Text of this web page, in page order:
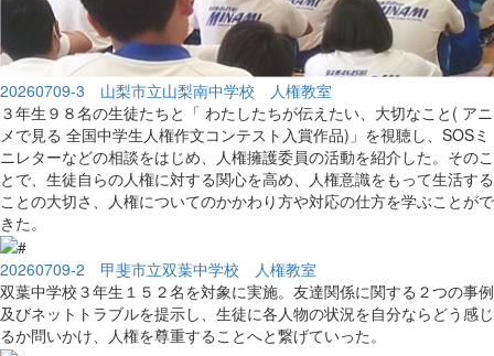
20260709-3 山梨市立山梨南中学校 人権教室
３年生９８名の生徒たちと「 わたしたちが伝えたい、大切なこと( アニ
メで見る 全国中学生人権作文コンテスト入賞作品)」を視聴し、SOSミ
ニレターなどの相談をはじめ、人権擁護委員の活動を紹介した。そのこ
とで、生徒自らの人権に対する関心を高め、人権意識をもって生活する
ことの大切さ、人権についてのかかわり方や対応の仕方を学ぶことがで
きた。
20260709-2 甲斐市立双葉中学校 人権教室
双葉中学校３年生１５２名を対象に実施。友達関係に関する２つの事例
及びネットトラブルを提示し、生徒に各人物の状況を自分ならどう感じ
るか問いかけ、人権を尊重することへと繋げていった。